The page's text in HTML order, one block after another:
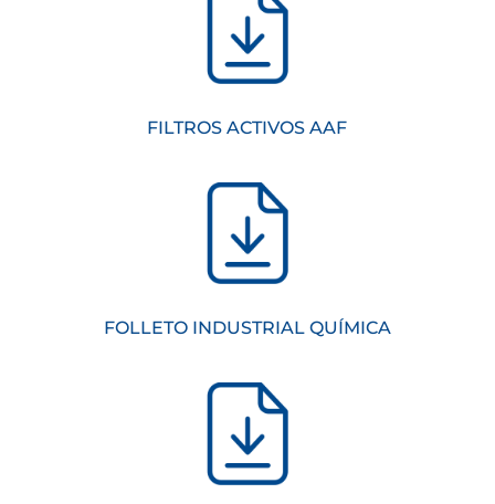
FILTROS ACTIVOS AAF
FOLLETO INDUSTRIAL QUÍMICA